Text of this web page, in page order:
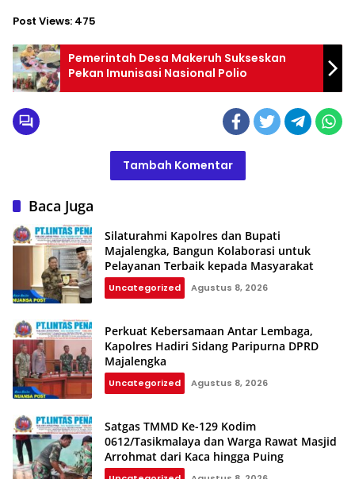
Post Views: 475
Pemerintah Desa Makeruh Sukseskan
Pekan Imunisasi Nasional Polio
Tambah Komentar
Baca Juga
Silaturahmi Kapolres dan Bupati
Majalengka, Bangun Kolaborasi untuk
Pelayanan Terbaik kepada Masyarakat
Uncategorized Agustus 8, 2026
Perkuat Kebersamaan Antar Lembaga,
Kapolres Hadiri Sidang Paripurna DPRD
Majalengka
Uncategorized Agustus 8, 2026
Satgas TMMD Ke-129 Kodim
0612/Tasikmalaya dan Warga Rawat Masjid
Arrohmat dari Kaca hingga Puing